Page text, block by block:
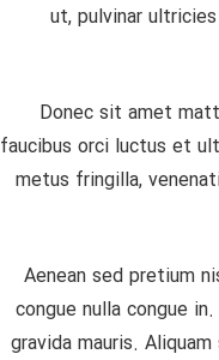
ut, pulvinar
Donec sit amet
faucibus orci luctus et
metus fringilla,
Aenean sed pretium
congue nulla congue
gravida mauris.